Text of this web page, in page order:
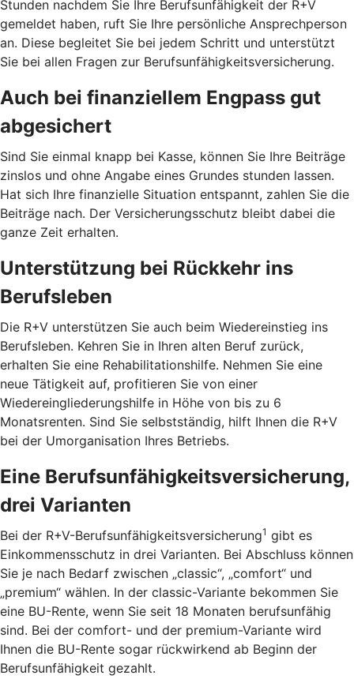
Stunden nachdem Sie Ihre Berufsunfähigkeit der R+V
gemeldet haben, ruft Sie Ihre persönliche Ansprechperson
an. Diese begleitet Sie bei jedem Schritt und unterstützt
Sie bei allen Fragen zur Berufsunfähigkeitsversicherung.
Auch bei finanziellem Engpass gut
abgesichert
Sind Sie einmal knapp bei Kasse, können Sie Ihre Beiträge
zinslos und ohne Angabe eines Grundes stunden lassen.
Hat sich Ihre finanzielle Situation entspannt, zahlen Sie die
Beiträge nach. Der Versicherungsschutz bleibt dabei die
ganze Zeit erhalten.
Unterstützung bei Rückkehr ins
Berufsleben
Die R+V unterstützen Sie auch beim Wiedereinstieg ins
Berufsleben. Kehren Sie in Ihren alten Beruf zurück,
erhalten Sie eine Rehabilitationshilfe. Nehmen Sie eine
neue Tätigkeit auf, profitieren Sie von einer
Wiedereingliederungshilfe in Höhe von bis zu 6
Monatsrenten. Sind Sie selbstständig, hilft Ihnen die R+V
bei der Umorganisation Ihres Betriebs.
Eine Berufsunfähigkeitsversicherung,
drei Varianten
Bei der R+V-Berufsunfähigkeitsversicherung1 gibt es
Einkommensschutz in drei Varianten. Bei Abschluss können
Sie je nach Bedarf zwischen „classic“, „comfort“ und
„premium“ wählen. In der classic-Variante bekommen Sie
eine BU-Rente, wenn Sie seit 18 Monaten berufsunfähig
sind. Bei der comfort- und der premium-Variante wird
Ihnen die BU-Rente sogar rückwirkend ab Beginn der
Berufsunfähigkeit gezahlt.